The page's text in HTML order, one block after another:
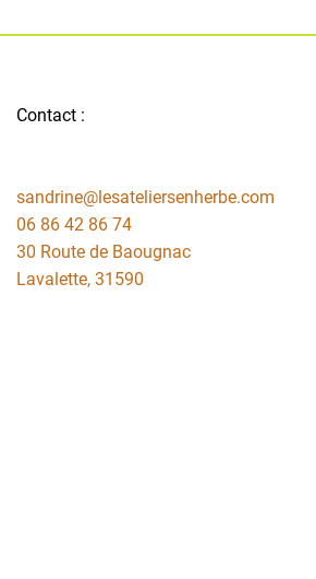
Contact :
sandrine@lesateliersenherbe.com
06 86 42 86 74
30 Route de Baougnac
Lavalette, 31590